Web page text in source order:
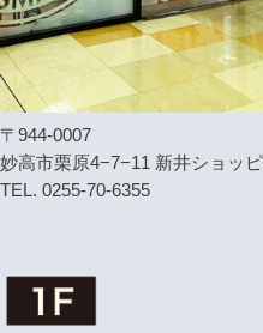
〒944-0007
妙高市栗原4−7−11 新井ショッ
TEL. 0255-70-6355